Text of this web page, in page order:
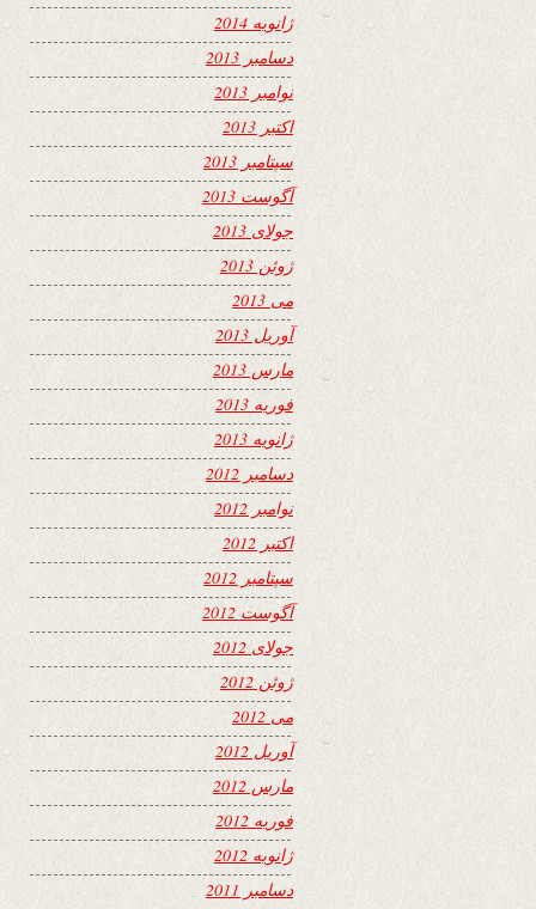
ژانویه 2014
دسامبر 2013
نوامبر 2013
اکتبر 2013
سپتامبر 2013
آگوست 2013
جولای 2013
ژوئن 2013
می 2013
آوریل 2013
مارس 2013
فوریه 2013
ژانویه 2013
دسامبر 2012
نوامبر 2012
اکتبر 2012
سپتامبر 2012
آگوست 2012
جولای 2012
ژوئن 2012
می 2012
آوریل 2012
مارس 2012
فوریه 2012
ژانویه 2012
دسامبر 2011